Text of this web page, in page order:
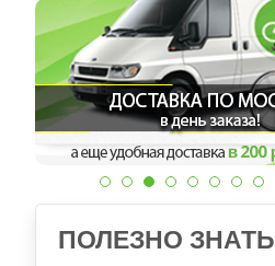
ПОЛЕЗНО ЗНАТЬ